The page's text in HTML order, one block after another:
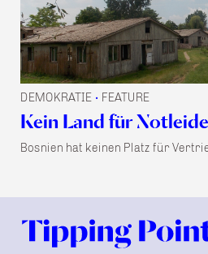
DEMOKRATIE • FEATURE
Kein Land für
Bosnien hat keinen Platz für